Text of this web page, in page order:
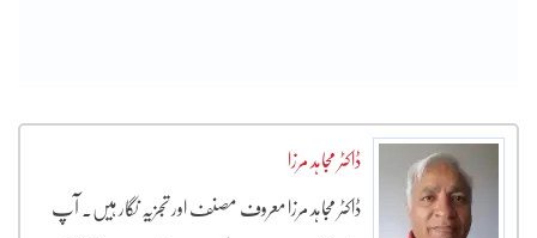
ڈاکٹر مجاہد مرزا
ڈاکٹر مجاہد مرزا معروف مصنف اور تجزیہ نگار ہیں۔ آپ